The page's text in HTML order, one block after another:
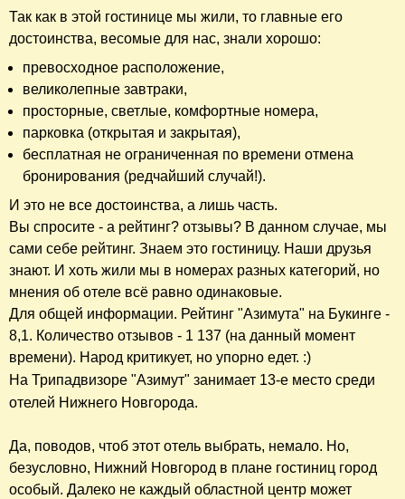
Так как в этой гостинице мы жили, то главные его
достоинства, весомые для нас, знали хорошо:
превосходное расположение,
великолепные завтраки,
просторные, светлые, комфортные номера,
парковка (открытая и закрытая),
бесплатная не ограниченная по времени отмена
бронирования (редчайший случай!).
И это не все достоинства, а лишь часть.
Вы спросите - а рейтинг? отзывы? В данном случае, мы
сами себе рейтинг. Знаем это гостиницу. Наши друзья
знают. И хоть жили мы в номерах разных категорий, но
мнения об отеле всё равно одинаковые.
Для общей информации. Рейтинг "Азимута" на Букинге -
8,1. Количество отзывов - 1 137 (на данный момент
времени). Народ критикует, но упорно едет. :)
​На Трипадвизоре "Азимут" занимает 13-е место среди
отелей Нижнего Новгорода.
Да, поводов, чтоб этот отель выбрать, немало. Но,
безусловно, Нижний Новгород в плане гостиниц город
особый. Далеко не каждый областной центр может